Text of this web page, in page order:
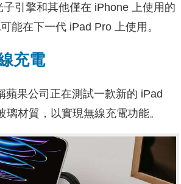
引擎和其他僅在 iPhone 上使用的
能在下一代 iPad Pro 上使用。
充電
蘋果公司正在測試一款新的 iPad
璃材質，以實現無線充電功能。